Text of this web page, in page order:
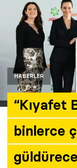
HABERLER
“Kıyafet
binlerce
Araştırma